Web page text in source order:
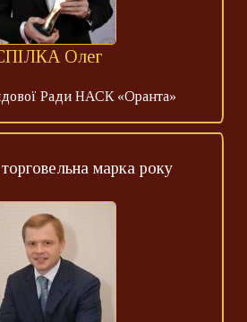
Олег
Ради НАСК «Оранта»
марка року